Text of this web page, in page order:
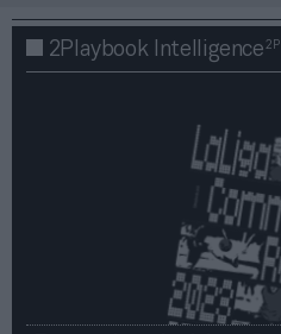
2Playbook Intelligence2P